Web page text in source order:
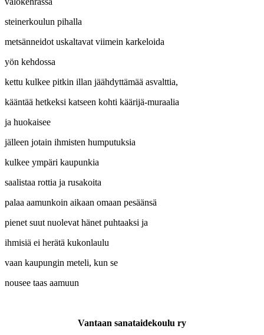
steinerkoulun pihalla
metsänneidot uskaltavat viimein karkeloida
yön kehdossa
kettu kulkee pitkin illan jäähdyttämää asvalttia,
kääntää hetkeksi katseen kohti käärijä-muraalia
ja huokaisee
jälleen jotain ihmisten humputuksia
kulkee ympäri kaupunkia
saalistaa rottia ja rusakoita
palaa aamunkoin aikaan omaan pesäänsä
pienet suut nuolevat hänet puhtaaksi ja
ihmisiä ei herätä kukonlaulu
vaan kaupungin meteli, kun se
nousee taas aamuun
Vantaan sanataidekoulu ry